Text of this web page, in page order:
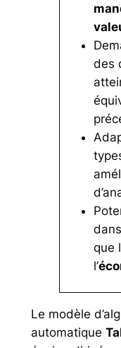
des
que
l’
Le modèle
automatique